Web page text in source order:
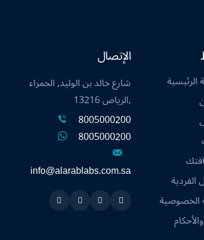
الفردية
الإتصال
شارع خالد بن الوليد, الحمراء
,الرياض 13216
8005000200
8005000200
info@alarablabs.com.sa
Snapchat
Twitter
Linkedin
Instagram